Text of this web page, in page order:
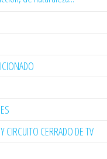
CIRCUITO CERRADO DE TV